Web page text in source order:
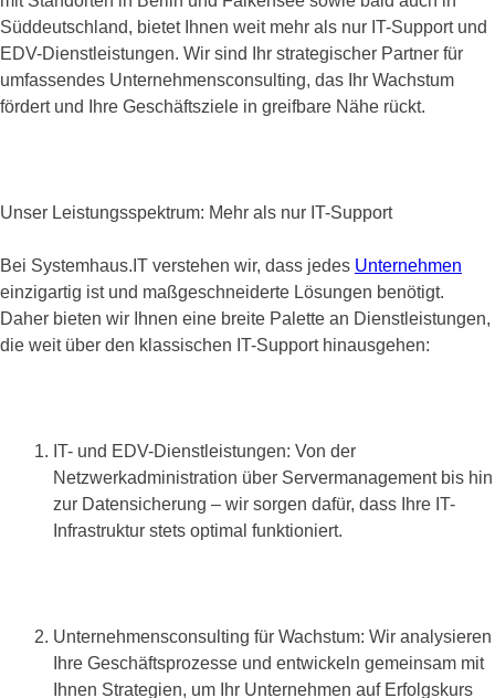
Süddeutschland, bietet Ihnen weit mehr als nur IT-Support und
EDV-Dienstleistungen. Wir sind Ihr strategischer Partner für
umfassendes Unternehmensconsulting, das Ihr Wachstum
fördert und Ihre Geschäftsziele in greifbare Nähe rückt.
Unser Leistungsspektrum: Mehr als nur IT-Support
Bei Systemhaus.IT verstehen wir, dass jedes Unternehmen
einzigartig ist und maßgeschneiderte Lösungen benötigt.
Daher bieten wir Ihnen eine breite Palette an Dienstleistungen,
die weit über den klassischen IT-Support hinausgehen:
IT- und EDV-Dienstleistungen: Von der
Netzwerkadministration über Servermanagement bis hin
zur Datensicherung – wir sorgen dafür, dass Ihre IT-
Infrastruktur stets optimal funktioniert.
Unternehmensconsulting für Wachstum: Wir analysieren
Ihre Geschäftsprozesse und entwickeln gemeinsam mit
Ihnen Strategien, um Ihr Unternehmen auf Erfolgskurs